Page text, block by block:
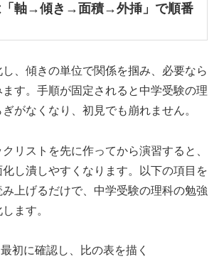
「軸→傾き→面積→外挿」で順番
、傾きの単位で関係を掴み、必要なら
す。手順が固定されると中学受験の理
がなくなり、初見でも崩れません。
リストを先に作ってから演習すると、
し潰しやすくなります。以下の項目を
上げるだけで、中学受験の理科の勉強
ます。
初に確認し、比の表を描く